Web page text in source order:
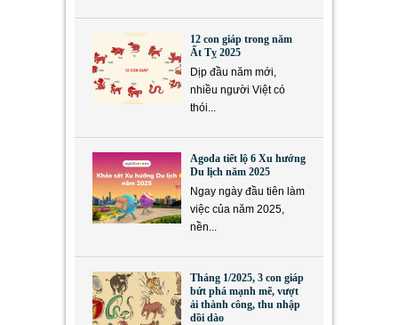
12 con giáp trong năm
Ất Tỵ 2025
Dịp đầu năm mới,
nhiều người Việt có
thói...
Agoda tiết lộ 6 Xu hướng
Du lịch năm 2025
Ngay ngày đầu tiên làm
việc của năm 2025,
nền...
Tháng 1/2025, 3 con giáp
bứt phá mạnh mẽ, vượt
ải thành công, thu nhập
dồi dào